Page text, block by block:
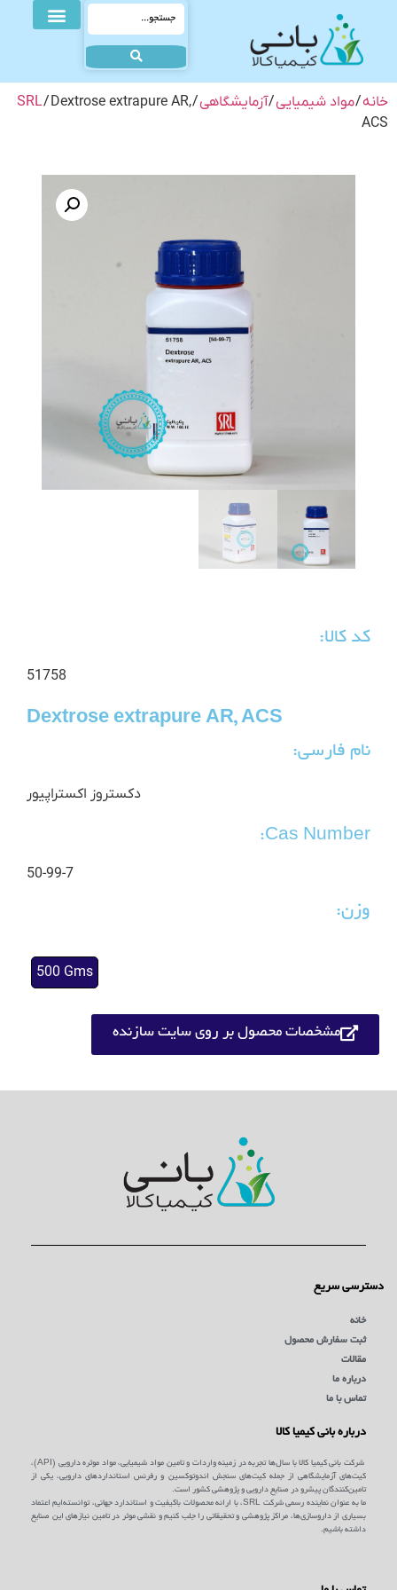
خانه/مواد شیمیایی/آزمایشگاهی/
SRL/ Dextrose extrapure AR,
ACS
کد کالا:
51758
Dextrose extrapure AR, ACS
نام فارسی:
دکستروز اکستراپیور
Cas Number:
50-99-7
وزن:
500 Gms
مشخصات محصول بر روی سایت سازنده
دسترسی سریع
خانه
ثبت سفارش محصول
مقالات
درباره ما
تماس با ما
درباره بانی کیمیا کالا
شرکت بانی کیمیا کالا با سال‌ها تجربه در زمینه واردات و تامین مواد شیمیایی، مواد موثره دارویی (API)،
کیت‌های آزمایشگاهی از جمله کیت‌های سنجش اندوتوکسین و رفرنس استانداردهای دارویی، یکی از
تامین‌کنندگان پیشرو در صنایع دارویی و پژوهشی کشور است.
ما به عنوان نماینده رسمی شرکت SRL، با ارائه محصولات باکیفیت و استاندارد جهانی، توانسته‌ایم اعتماد
بسیاری از داروسازی‌ها، مراکز پژوهشی و تحقیقاتی را جلب کنیم و نقشی موثر در تامین نیازهای این صنایع
داشته باشیم.